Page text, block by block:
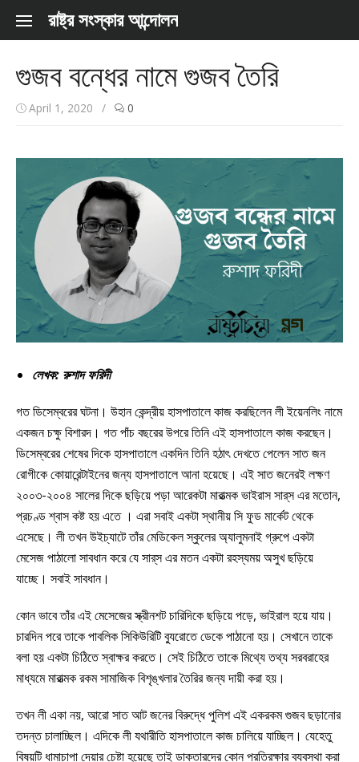
Skip to content
রাষ্ট্র সংস্কার আন্দোলন
গুজব বন্ধের নামে গুজব তৈরি
April 1, 2020 / 0
লেখক: রুশাদ ফরিদী
গত ডিসেম্বরের ঘটনা। উহান কেন্দ্রীয় হাসপাতালে কাজ করছিলেন লী ইয়েনলিং নামে
একজন চক্ষু বিশারদ। গত পাঁচ বছরের উপরে তিনি এই হাসপাতালে কাজ করছেন।
ডিসেম্বরের শেষের দিকে হাসপাতালে একদিন তিনি হঠাৎ দেখতে পেলেন সাত জন
রোগীকে কোয়ারেন্টাইনের জন্য হাসপাতালে আনা হয়েছে। এই সাত জনেরই লক্ষণ
২০০৩-২০০৪ সালের দিকে ছড়িয়ে পড়া আরেকটা মারাত্মক ভাইরাস সার্‌স এর মতোন,
প্রচণ্ড শ্বাস কষ্ট হয় এতে । এরা সবাই একটা স্থানীয় সি ফুড মার্কেট থেকে
এসেছে। লী তখন উইচ্যাটে তাঁর মেডিকেল স্কুলের অ্যালুমনাই গ্রুপে একটা
মেসেজ পাঠালো সাবধান করে যে সার্‌স এর মতন একটা রহস্যময় অসুখ ছড়িয়ে
যাচ্ছে। সবাই সাবধান।
কোন ভাবে তাঁর এই মেসেজের স্ক্রীনশট চারিদিকে ছড়িয়ে পড়ে, ভাইরাল হয়ে যায়।
চারদিন পরে তাকে পাবলিক সিকিউরিটি ব্যুরোতে ডেকে পাঠানো হয়। সেখানে তাকে
বলা হয় একটা চিঠিতে স্বাক্ষর করতে। সেই চিঠিতে তাকে মিথ্যে তথ্য সরবরাহের
মাধ্যমে মারাত্মক রকম সামাজিক বিশৃঙ্খলার তৈরির জন্য দায়ী করা হয়।
তখন লী একা নয়, আরো সাত আট জনের বিরুদ্ধে পুলিশ এই একরকম গুজব ছড়ানোর
তদন্ত চালাচ্ছিল। এদিকে লী যথারীতি হাসপাতালে কাজ চালিয়ে যাচ্ছিল। যেহেতু
বিষয়টি ধামাচাপা দেয়ার চেষ্টা হয়েছে তাই ডাক্তারদের কোন প্রতিরক্ষার ব্যবস্থা করা